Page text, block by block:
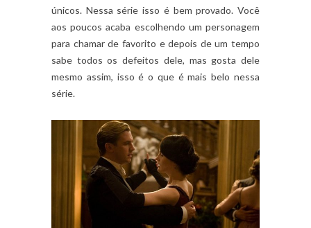
únicos. Nessa série isso é bem provado. Você
aos poucos acaba escolhendo um personagem
para chamar de favorito e depois de um tempo
sabe todos os defeitos dele, mas gosta dele
mesmo assim, isso é o que é mais belo nessa
série.